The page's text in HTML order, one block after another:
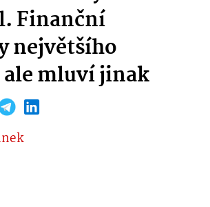
Finanční
největšího
mluví jinak